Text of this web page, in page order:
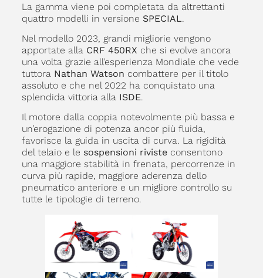
La gamma viene poi completata da altrettanti
quattro modelli in versione SPECIAL.
Nel modello 2023, grandi migliorie vengono
apportate alla CRF 450RX che si evolve ancora
una volta grazie all’esperienza Mondiale che vede
tuttora Nathan Watson combattere per il titolo
assoluto e che nel 2022 ha conquistato una
splendida vittoria alla ISDE.
Il motore dalla coppia notevolmente più bassa e
un’erogazione di potenza ancor più fluida,
favorisce la guida in uscita di curva. La rigidità
del telaio e le sospensioni rivisteconsentono
una maggiore stabilità in frenata, percorrenze in
curva più rapide, maggiore aderenza dello
pneumatico anteriore e un migliore controllo su
tutte le tipologie di terreno.